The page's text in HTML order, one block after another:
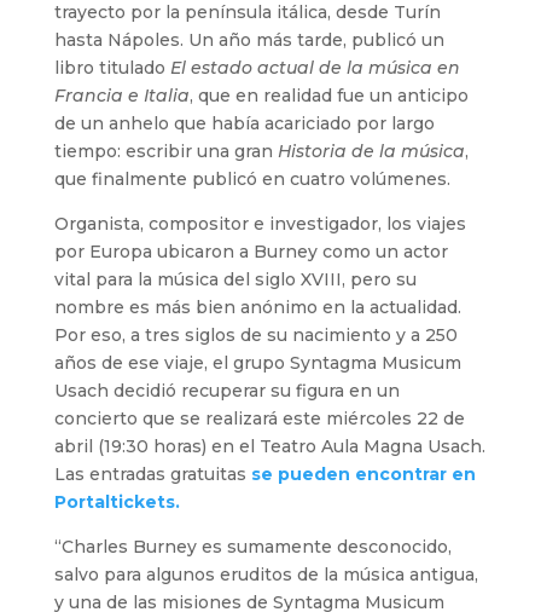
trayecto por la península itálica, desde Turín
hasta Nápoles. Un año más tarde, publicó un
libro titulado El estado actual de la música en
Francia e Italia, que en realidad fue un anticipo
de un anhelo que había acariciado por largo
tiempo: escribir una gran Historia de la música,
que finalmente publicó en cuatro volúmenes.
Organista, compositor e investigador, los viajes
por Europa ubicaron a Burney como un actor
vital para la música del siglo XVIII, pero su
nombre es más bien anónimo en la actualidad.
Por eso, a tres siglos de su nacimiento y a 250
años de ese viaje, el grupo Syntagma Musicum
Usach decidió recuperar su figura en un
concierto que se realizará este miércoles 22 de
abril (19:30 horas) en el Teatro Aula Magna Usach.
Las entradas gratuitas se pueden encontrar en
Portaltickets.
“Charles Burney es sumamente desconocido,
salvo para algunos eruditos de la música antigua,
y una de las misiones de Syntagma Musicum